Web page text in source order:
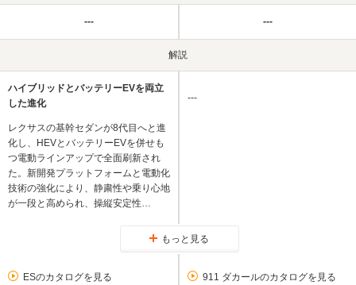
--- ---
解説
ハイブリッドとバッテリーEVを両立
した進化
レクサスの基幹セダンが8代目へと進
化し、HEVとバッテリーEVを併せも
つ電動ラインアップで全面刷新され
た。新開発プラットフォームと電動化
技術の強化により、静粛性や乗り心地
が一段と高められ、操縦安定性…
---
もっと見る
ESのカタログを見る 911 ダカールのカタログを見る